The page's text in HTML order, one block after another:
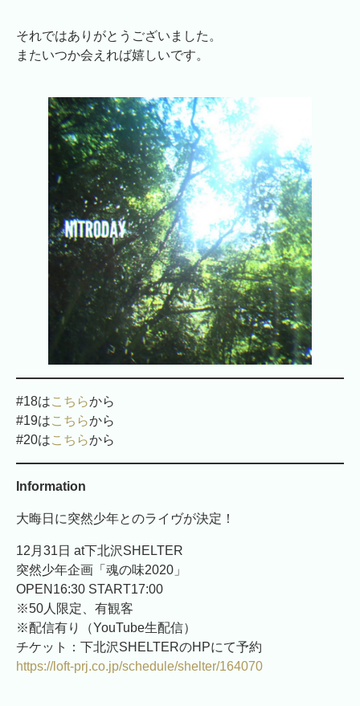
それではありがとうございました。
またいつか会えれば嬉しいです。
#18はこちらから
#19はこちらから
#20はこちらから
Information
大晦日に突然少年とのライヴが決定！
12月31日 at下北沢SHELTER
突然少年企画「魂の味2020」
OPEN16:30 START17:00
※50人限定、有観客
※配信有り（YouTube生配信）
チケット：下北沢SHELTERのHPにて予約
https://loft-prj.co.jp/schedule/shelter/164070